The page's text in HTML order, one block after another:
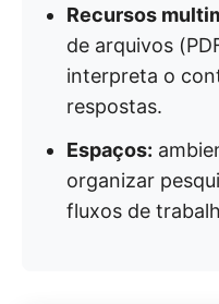
Recursos
de arquivos
interpreta o
respostas.
Espaços:
organizar
fluxos de